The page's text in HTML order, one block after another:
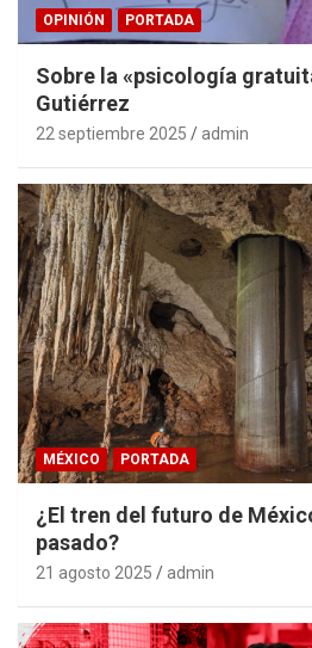
OPINIÓN PORTADA
Sobre la «psicología
Gutiérrez
22 septiembre 2025 admin
MÉXICO PORTADA
¿El tren del futuro de
pasado?
21 agosto 2025 admin